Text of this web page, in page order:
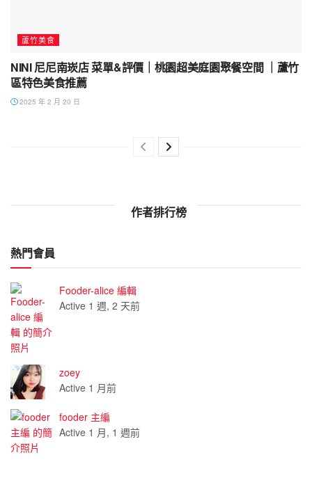
蘆竹美食
NINI 尼尼南崁店 菜單&評價｜桃園超美庭園聚餐空間 ｜蘆竹
區特色美食推薦
2025 年 2 月 20 日
作者排行榜
熱門會員
Fooder-alice 編輯
Active 1 週, 2 天前
zoey
Active 1 月前
fooder 主編
Active 1 月, 1 週前